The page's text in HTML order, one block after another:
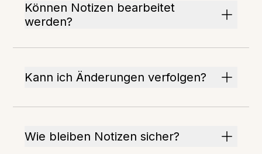
Können Notizen bearbeitet
werden?
Kann ich Änderungen verfolgen?
Wie bleiben Notizen sicher?